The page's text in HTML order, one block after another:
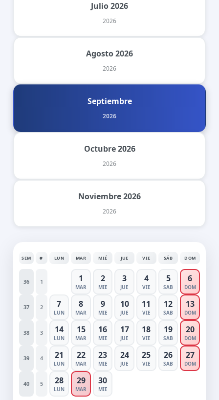
Julio 2026
2026
Agosto 2026
2026
Septiembre
2026
Octubre 2026
2026
Noviembre 2026
2026
SEM # LUN MAR MIÉ JUE VIE SÁB DOM
36 1 1
MAR
2
MIE
3
JUE
4
VIE
5
SAB
6
DOM
37 2 7
LUN
8
MAR
9
MIE
10
JUE
11
VIE
12
SAB
13
DOM
38 3 14
LUN
15
MAR
16
MIE
17
JUE
18
VIE
19
SAB
20
DOM
39 4 21
LUN
22
MAR
23
MIE
24
JUE
25
VIE
26
SAB
27
DOM
40 5 28
LUN
29
MAR
30
MIE